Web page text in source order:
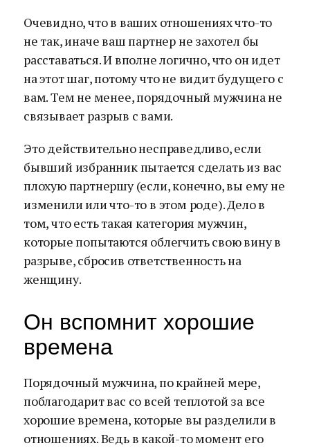
Очевидно, что в ваших отношениях что-то
не так, иначе ваш партнер не захотел бы
расставаться. И вполне логично, что он идет
на этот шаг, потому что не видит будущего с
вам. Тем не менее, порядочный мужчина не
связывает разрыв с вами.
Это действительно несправедливо, если
бывший избранник пытается сделать из вас
плохую партнершу (если, конечно, вы ему не
изменили или что-то в этом роде). Дело в
том, что есть такая категория мужчин,
которые попытаются облегчить свою вину в
разрыве, сбросив ответственность на
женщину.
Он вспомнит хорошие
времена
Порядочный мужчина, по крайней мере,
поблагодарит вас со всей теплотой за все
хорошие времена, которые вы разделили в
отношениях. Ведь в какой-то момент его